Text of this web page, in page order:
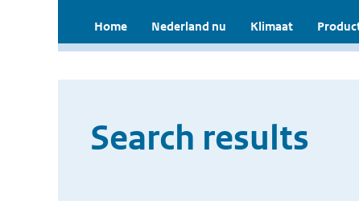
Home Nederland nu Klimaat
Search results